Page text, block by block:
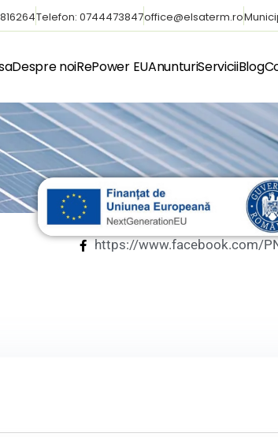
Telefon: 0744473847office@elsaterm.ro
Despre noiRePower EUAnunturiServiciiBlog
https://www.facebook.com/